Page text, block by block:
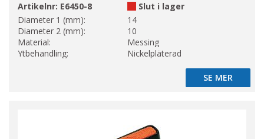
Artikelnr: E6450-8
Slut i lager
Diameter 1 (mm):
14
Diameter 2 (mm):
10
Material:
Messing
Ytbehandling:
Nickelpläterad
SE MER
SE MER